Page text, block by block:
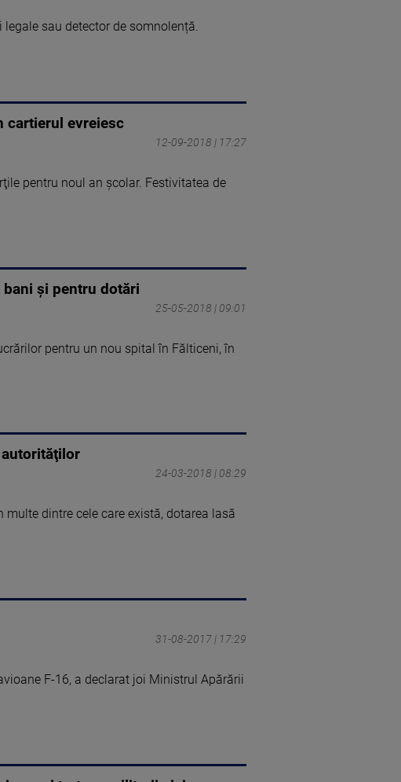
legale sau detector de somnolență.
cartierul evreiesc
12-09-2018 | 17:27
pentru noul an şcolar. Festivitatea de
şi pentru dotări
25-05-2018 | 09:01
pentru un nou spital în Fălticeni, în
24-03-2018 | 08:29
dintre cele care există, dotarea lasă
31-08-2017 | 17:29
F-16, a declarat joi Ministrul Apărării